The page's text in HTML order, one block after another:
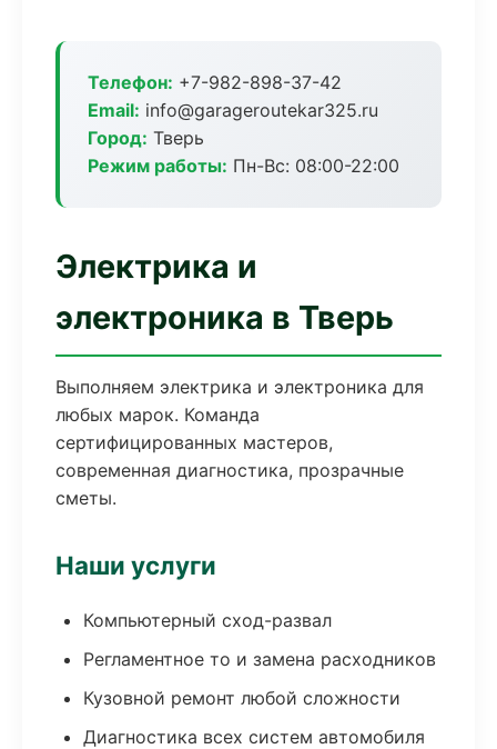
Телефон: +7-982-898-37-42
Email: info@garageroutekar325.ru
Город: Тверь
Режим работы: Пн-Вс: 08:00-22:00
Электрика и
электроника в Тверь
Выполняем электрика и электроника для
любых марок. Команда
сертифицированных мастеров,
современная диагностика, прозрачные
сметы.
Наши услуги
Компьютерный сход-развал
Регламентное то и замена расходников
Кузовной ремонт любой сложности
Диагностика всех систем автомобиля